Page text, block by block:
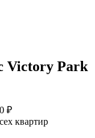
Victory Park
₽
квартир